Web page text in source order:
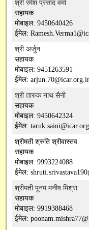
श्री रमेश प्रसाद वर्मा
सहायक
मोबाइल: 9450640426
ईमेल:
श्री अर्जुन
सहायक
मोबाइल: 9451263591
ईमेल:
श्री तारुक नाथ सैनी
सहायक
मोबाइल: 9450642324
ईमेल:
श्रीमती श्रुति श्रीवास्तव
सहायक
मोबाइल: 9993224088
ईमेल:
श्रीमती पूनम मनीष मिश्रा
सहायक
मोबाइल: 9919388468
ईमेल: